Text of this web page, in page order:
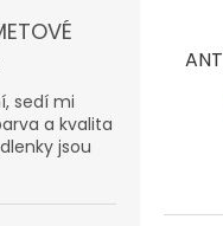
z 5 hvězdiček.
sedí mi
a kvalita
jsou